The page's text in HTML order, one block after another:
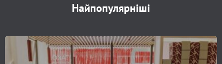
Найпопулярніші